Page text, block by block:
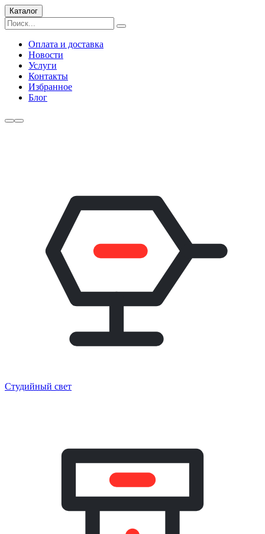
Каталог
Оплата и доставка
Новости
Услуги
Контакты
Избранное
Блог
Студийный свет